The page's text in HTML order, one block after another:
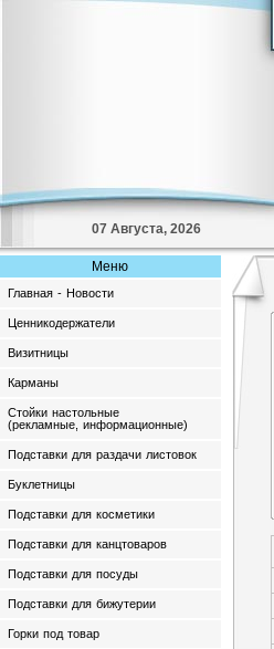
07 Августа, 2026
Меню
Главная - Новости
Ценникодержатели
Визитницы
Карманы
Стойки настольные
(рекламные, информационные)
Подставки для раздачи листовок
Буклетницы
Подставки для косметики
Подставки для канцтоваров
Подставки для посуды
Подставки для бижутерии
Горки под товар